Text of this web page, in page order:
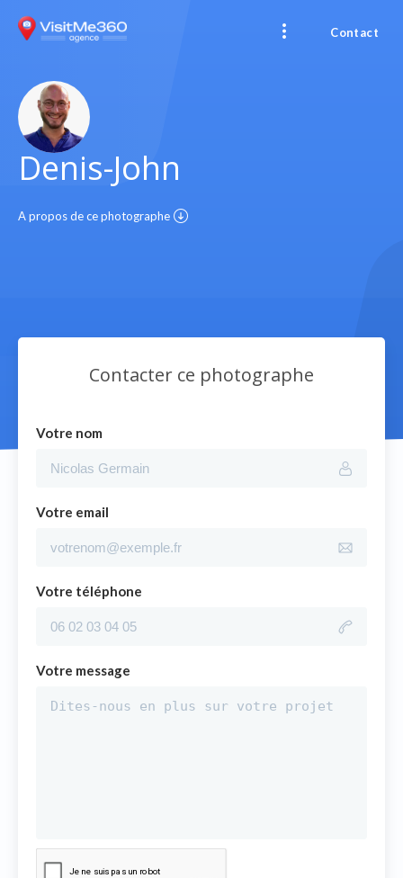
Contact
Denis-John
A propos de ce photographe
Contacter ce photographe
Votre nom
Votre email
Votre téléphone
Votre message